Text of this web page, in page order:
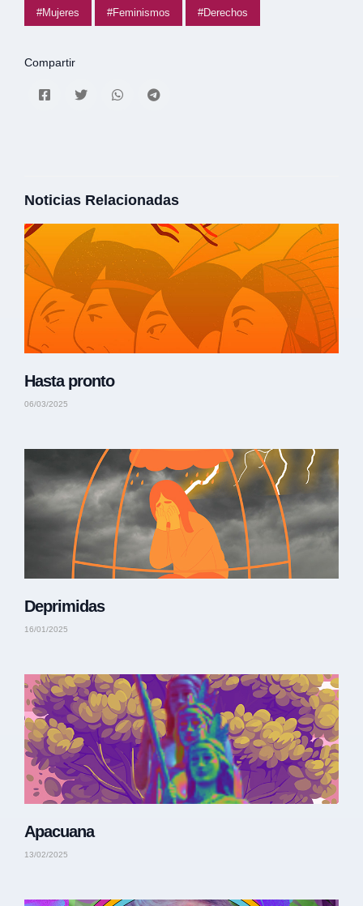
#Mujeres #Feminismos #Derechos
Compartir
Noticias Relacionadas
Hasta pronto
06/03/2025
Deprimidas
16/01/2025
Apacuana
13/02/2025